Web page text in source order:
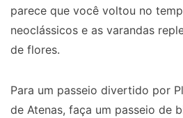
parece que você voltou no
neoclássicos e as varandas
de flores.
Para um passeio divertido por
de Atenas, faça um passeio de